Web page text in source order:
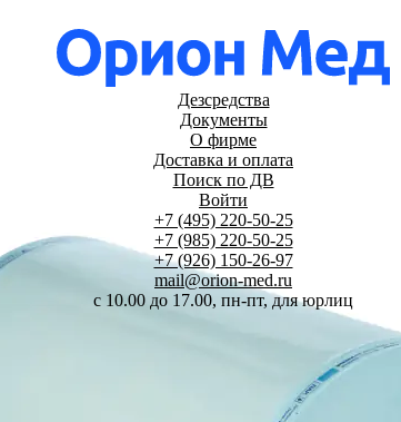
Дезсредства
Документы
О фирме
Доставка и оплата
Поиск по ДВ
Войти
+7 (495) 220-50-25
+7 (985) 220-50-25
+7 (926) 150-26-97
mail@orion-med.ru
c 10.00 до 17.00, пн-пт, для юрлиц